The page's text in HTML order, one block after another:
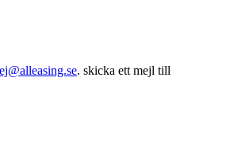
. skicka ett mejl till